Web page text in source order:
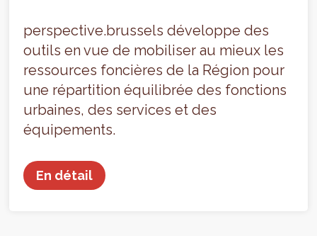
perspective.brussels développe des
outils en vue de mobiliser au mieux les
ressources foncières de la Région pour
une répartition équilibrée des fonctions
urbaines, des services et des
équipements.
En détail